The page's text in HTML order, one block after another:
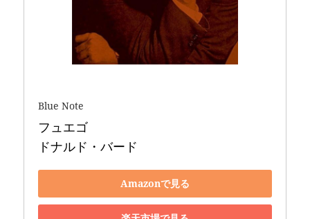
Blue Note
フュエゴ
ドナルド・バード
Amazonで見る